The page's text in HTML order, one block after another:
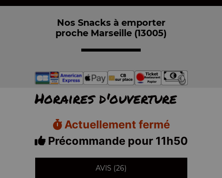
Nos Snacks à emporter
proche Marseille (13005)
Horaires d'ouverture
Actuellement fermé
Précommande pour 11h50
AVIS (26)